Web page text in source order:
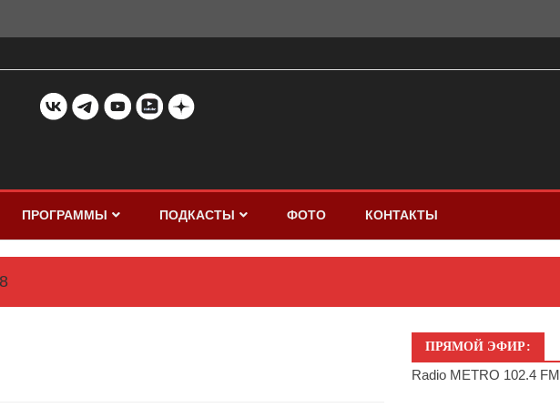
ПРОГРАММЫ ПОДКАСТЫ ФОТО КОНТАКТЫ
ПРЯМОЙ ЭФИР:
Radio METRO 102.4 FM